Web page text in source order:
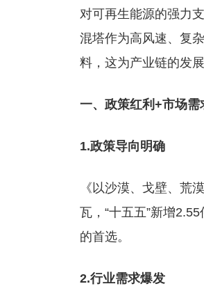
对可再生能源的强力
混塔作为高风速、复
料，这为产业链的发
一、政策红利+市场
1.政策导向明确
《以沙漠、戈壁、荒
瓦，“十五五”新增
的首选。
2.行业需求爆发